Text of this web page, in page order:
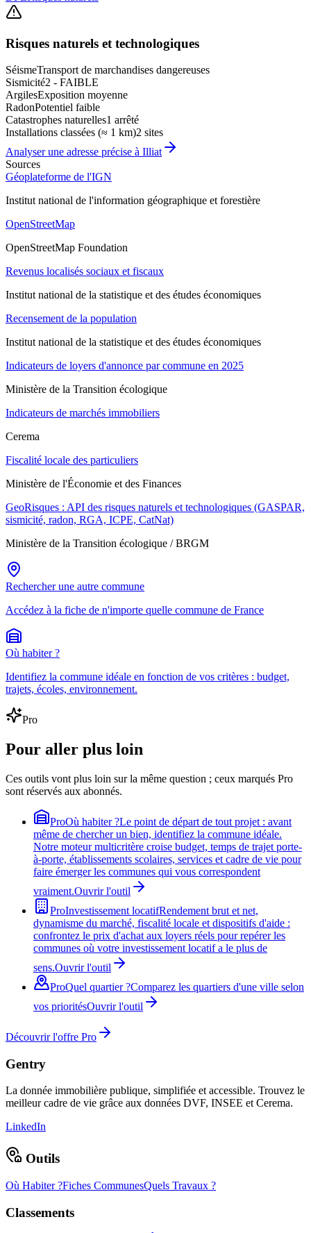
Risques naturels et technologiques
SéismeTransport de marchandises dangereuses
Sismicité2 - FAIBLE
ArgilesExposition moyenne
RadonPotentiel faible
Catastrophes naturelles1 arrêté
Installations classées (≈ 1 km)2 sites
Analyser une adresse précise à Illiat
Sources
Géoplateforme de l'IGN
Institut national de l'information géographique et forestière
OpenStreetMap
OpenStreetMap Foundation
Revenus localisés sociaux et fiscaux
Institut national de la statistique et des études économiques
Recensement de la population
Institut national de la statistique et des études économiques
Indicateurs de loyers d'annonce par commune en 2025
Ministère de la Transition écologique
Indicateurs de marchés immobiliers
Cerema
Fiscalité locale des particuliers
Ministère de l'Économie et des Finances
GeoRisques : API des risques naturels et technologiques (GASPAR,
sismicité, radon, RGA, ICPE, CatNat)
Ministère de la Transition écologique / BRGM
Rechercher une autre commune
Accédez à la fiche de n'importe quelle commune de France
Où habiter ?
Identifiez la commune idéale en fonction de vos critères : budget,
trajets, écoles, environnement.
Pro
Pour aller plus loin
Ces outils vont plus loin sur la même question ; ceux marqués Pro
sont réservés aux abonnés.
ProOù habiter ?Le point de départ de tout projet : avant
même de chercher un bien, identifiez la commune idéale.
Notre moteur multicritère croise budget, temps de trajet porte-
à-porte, établissements scolaires, services et cadre de vie pour
faire émerger les communes qui vous correspondent
vraiment.Ouvrir l'outil
ProInvestissement locatifRendement brut et net,
dynamisme du marché, fiscalité locale et dispositifs d'aide :
confrontez le prix d'achat aux loyers réels pour repérer les
communes où votre investissement locatif a le plus de
sens.Ouvrir l'outil
ProQuel quartier ?Comparez les quartiers d'une ville selon
vos prioritésOuvrir l'outil
Découvrir l'offre Pro
Gentry
La donnée immobilière publique, simplifiée et accessible. Trouvez le
meilleur cadre de vie grâce aux données DVF, INSEE et Cerema.
LinkedIn
Outils
Où Habiter ?Fiches CommunesQuels Travaux ?
Classements